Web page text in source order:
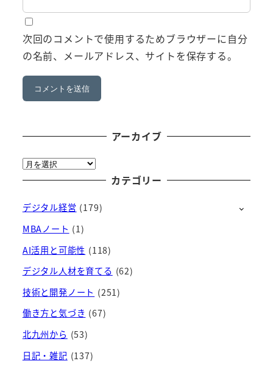
次回のコメントで使用するためブラウザーに自分
の名前、メールアドレス、サイトを保存する。
アーカイブ
ア
ー
イ
ブ
カテゴリー
デジタル経営 (179)
MBAノート (1)
AI活用と可能性 (118)
デジタル人材を育てる (62)
技術と開発ノート (251)
働き方と気づき (67)
北九州から (53)
日記・雑記 (137)